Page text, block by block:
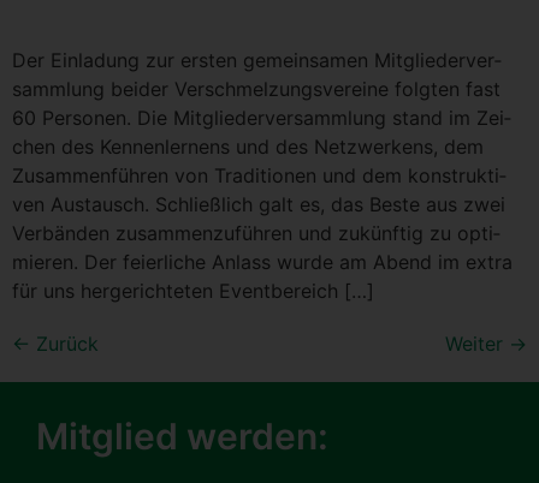
Der Ein­la­dung zur ers­ten gemein­sa­men Mit­glie­der­ver­
samm­lung bei­der Ver­schmel­zungs­ver­ei­ne folg­ten fast
60 Per­so­nen. Die Mit­glie­der­ver­samm­lung stand im Zei­
chen des Ken­nen­ler­nens und des Netz­wer­kens, dem
Zusam­men­füh­ren von Tra­di­tio­nen und dem kon­struk­ti­
ven Aus­tausch. Schließ­lich galt es, das Bes­te aus zwei
Ver­bän­den zusam­men­zu­füh­ren und zukünf­tig zu opti­
mie­ren. Der fei­er­li­che Anlass wur­de am Abend im extra
für uns her­ge­rich­te­ten Eventbereich […]
← Zurück Weiter →
Mitglied werden: